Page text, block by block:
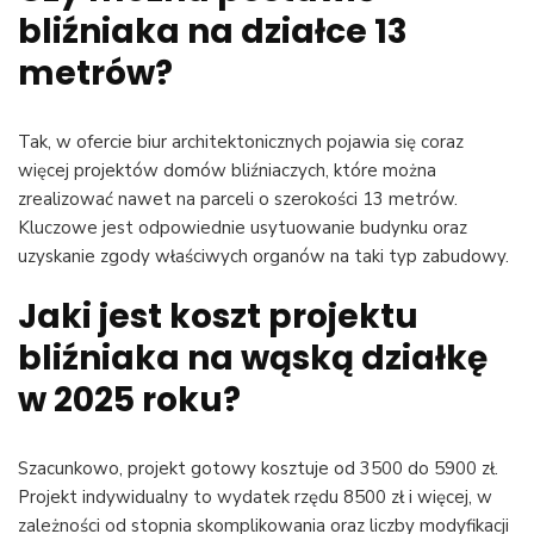
bliźniaka na działce 13
metrów?
Tak, w ofercie biur architektonicznych pojawia się coraz
więcej projektów domów bliźniaczych, które można
zrealizować nawet na parceli o szerokości 13 metrów.
Kluczowe jest odpowiednie usytuowanie budynku oraz
uzyskanie zgody właściwych organów na taki typ zabudowy.
Jaki jest koszt projektu
bliźniaka na wąską działkę
w 2025 roku?
Szacunkowo, projekt gotowy kosztuje od 3500 do 5900 zł.
Projekt indywidualny to wydatek rzędu 8500 zł i więcej, w
zależności od stopnia skomplikowania oraz liczby modyfikacji